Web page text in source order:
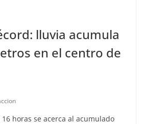
lluvia acumula
en el centro de
horas se acerca al acumulado